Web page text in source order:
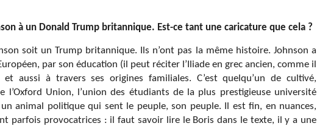
à un Donald Trump britannique. Est-ce tant une caricature que cela ?
soit un Trump britannique. Ils n’ont pas la même histoire. Johnson a
par son éducation (il peut réciter l’Iliade en grec ancien, comme il
aussi à travers ses origines familiales. C’est quelqu’un de cultivé,
l’Oxford Union, l’union des étudiants de la plus prestigieuse université
animal politique qui sent le peuple, son peuple. Il est fin, en nuances,
parfois provocatrices : il faut savoir lire le Boris dans le texte, il y a une